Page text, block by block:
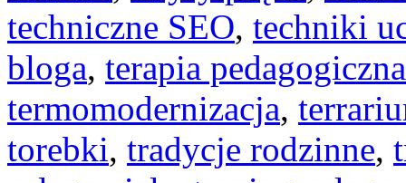
techniczne SEO, techniki
bloga, terapia pedagogiczna
termomodernizacja,
torebki, tradycje rodzinne,